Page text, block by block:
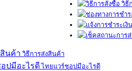
วิธี
วิธีการส่งสินค้า
ไทยแวร์ชอปมีอะไรดี